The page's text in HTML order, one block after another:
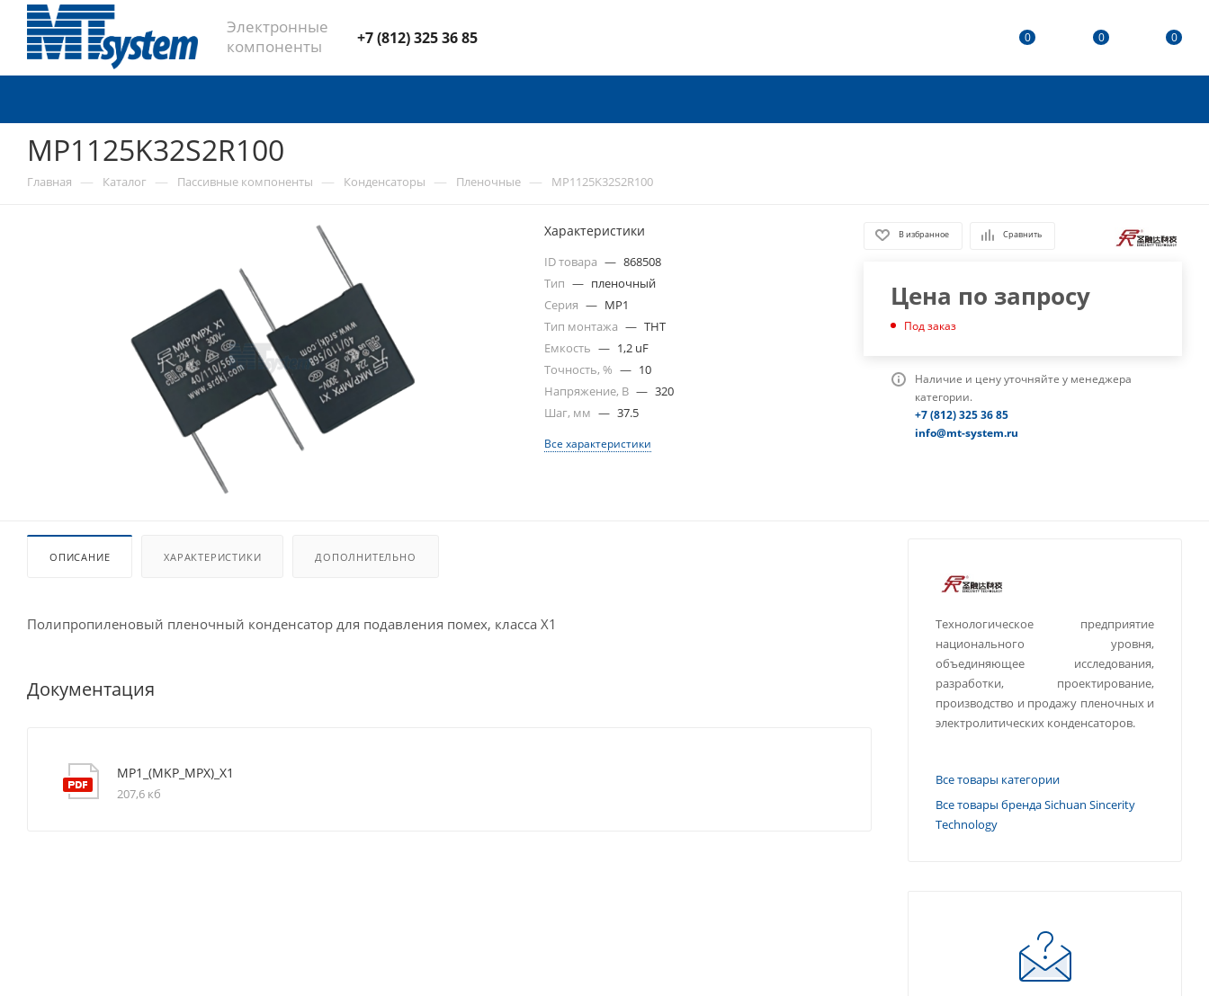
Электронные
компоненты
+7 (812) 325 36 85 0 0 0
MP1125K32S2R100
Главная — Каталог — Пассивные компоненты — Конденсаторы — Пленочные — MP1125K32S2R100
Характеристики
ID товара — 868508
Тип — пленочный
Серия — MP1
Тип монтажа — THT
Емкость — 1,2 uF
Точность, % — 10
Напряжение, В — 320
Шаг, мм — 37.5
Все характеристики
В избранное Сравнить
Цена по запросу
Под заказ
Наличие и цену уточняйте у менеджера
категории.
+7 (812) 325 36 85
info@mt-system.ru
ОПИСАНИЕ ХАРАКТЕРИСТИКИ ДОПОЛНИТЕЛЬНО
Полипропиленовый пленочный конденсатор для подавления помех, класса X1
Документация
MP1_(MKP_MPX)_X1
207,6 кб
Технологическое предприятие
национального уровня,
объединяющее исследования,
разработки, проектирование,
производство и продажу пленочных и
электролитических конденсаторов.
Все товары категории
Все товары бренда Sichuan Sincerity
Technology